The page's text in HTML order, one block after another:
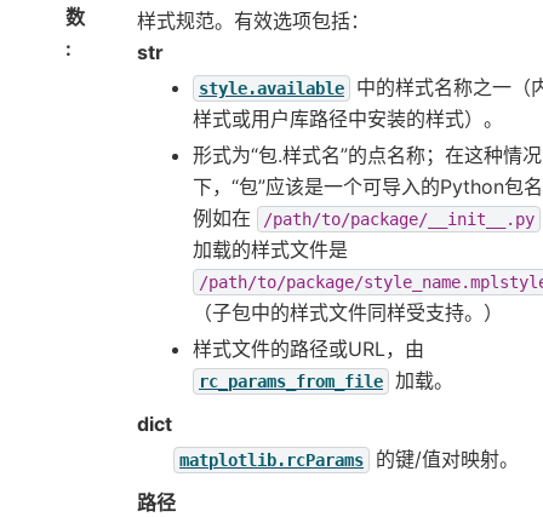
数
:
样式规范。有效选项包括：
str
style.available
中的样式名称之一（
样式或用户库路径中安装的样式）。
形式为“包.样式名”的点名称；在这种情况
下，“包”应该是一个可导入的Python包
例如在
/path/to/package/__init__.py
加载的样式文件是
/path/to/package/
（子包中的样式文件同样受支持。）
样式文件的路径或URL，由
rc_params_from_file
加载。
dict
matplotlib.rcParams
的键/值对映射。
路径